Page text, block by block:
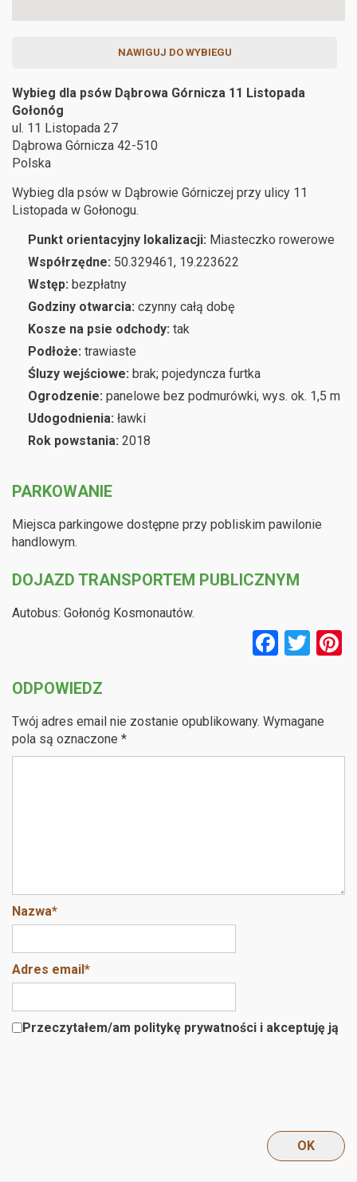
NAWIGUJ DO WYBIEGU
Wybieg dla psów Dąbrowa Górnicza 11 Listopada
Gołonóg
ul. 11 Listopada 27
Dąbrowa Górnicza 42-510
Polska
Wybieg dla psów w Dąbrowie Górniczej przy ulicy 11
Listopada w Gołonogu.
Punkt orientacyjny lokalizacji: Miasteczko rowerowe
Współrzędne: 50.329461, 19.223622
Wstęp: bezpłatny
Godziny otwarcia: czynny całą dobę
Kosze na psie odchody: tak
Podłoże: trawiaste
Śluzy wejściowe: brak; pojedyncza furtka
Ogrodzenie: panelowe bez podmurówki, wys. ok. 1,5 m
Udogodnienia: ławki
Rok powstania: 2018
PARKOWANIE
Miejsca parkingowe dostępne przy pobliskim pawilonie
handlowym.
DOJAZD TRANSPORTEM PUBLICZNYM
Autobus: Gołonóg Kosmonautów.
F
b
T
er
ODPOWIEDZ
Twój adres email nie zostanie opublikowany. Wymagane
pola są oznaczone *
Nazwa*
Adres email*
Przeczytałem/am politykę prywatności i akceptuję ją